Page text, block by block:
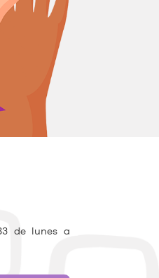
de lunes a